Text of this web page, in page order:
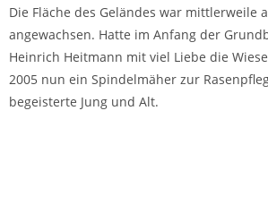
Die Fläche des Geländes war mittlerweile
angewachsen. Hatte im Anfang der
Heinrich Heitmann mit viel Liebe die
2005 nun ein Spindelmäher zur
begeisterte Jung und Alt.